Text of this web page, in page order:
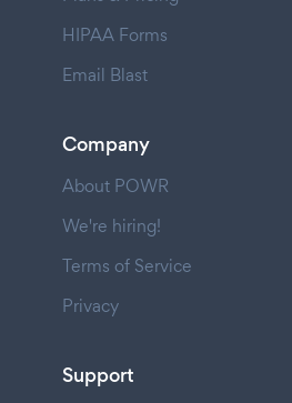
HIPAA Forms
Email Blast
Company
About POWR
We're hiring!
Terms of Service
Privacy
Support